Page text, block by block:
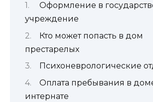
Оформление в
учреждение
Кто может попасть в дом
престарелых
Психоневрологические
Оплата пребывания в
интернате